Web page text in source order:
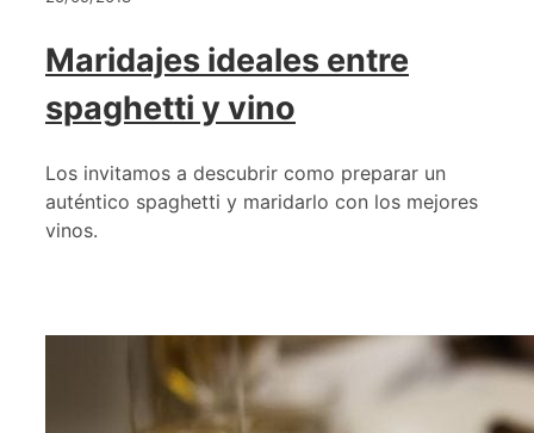
Maridajes ideales entre
spaghetti y vino
Los invitamos a descubrir como preparar un
auténtico spaghetti y maridarlo con los mejores
vinos.